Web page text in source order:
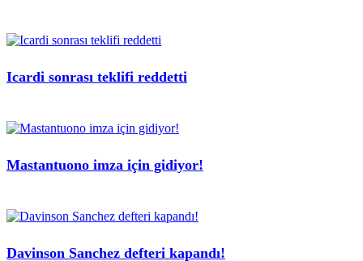
Icardi sonrası teklifi reddetti
Mastantuono imza için gidiyor!
Davinson Sanchez defteri kapandı!